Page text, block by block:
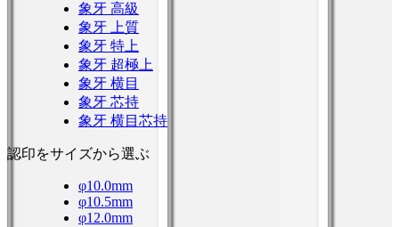
象牙 高級
象牙 上質
象牙 特上
象牙 超極上
象牙 横目
象牙 芯持
象牙 横目芯持
認印をサイズから選ぶ
φ10.0mm
φ10.5mm
φ12.0mm